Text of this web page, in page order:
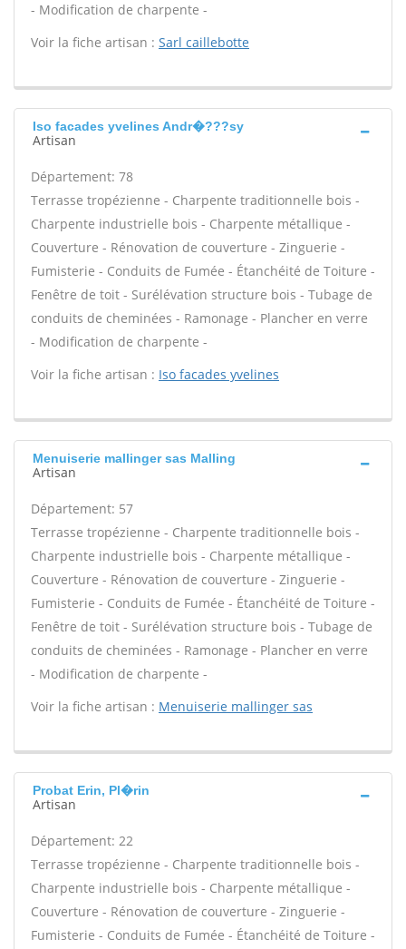
- Modification de charpente -
Voir la fiche artisan : Sarl caillebotte
Iso facades yvelines Andr�???sy
Artisan
Département: 78
Terrasse tropézienne - Charpente traditionnelle bois -
Charpente industrielle bois - Charpente métallique -
Couverture - Rénovation de couverture - Zinguerie -
Fumisterie - Conduits de Fumée - Étanchéité de Toiture -
Fenêtre de toit - Surélévation structure bois - Tubage de
conduits de cheminées - Ramonage - Plancher en verre
- Modification de charpente -
Voir la fiche artisan : Iso facades yvelines
Menuiserie mallinger sas Malling
Artisan
Département: 57
Terrasse tropézienne - Charpente traditionnelle bois -
Charpente industrielle bois - Charpente métallique -
Couverture - Rénovation de couverture - Zinguerie -
Fumisterie - Conduits de Fumée - Étanchéité de Toiture -
Fenêtre de toit - Surélévation structure bois - Tubage de
conduits de cheminées - Ramonage - Plancher en verre
- Modification de charpente -
Voir la fiche artisan : Menuiserie mallinger sas
Probat Erin, Pl�rin
Artisan
Département: 22
Terrasse tropézienne - Charpente traditionnelle bois -
Charpente industrielle bois - Charpente métallique -
Couverture - Rénovation de couverture - Zinguerie -
Fumisterie - Conduits de Fumée - Étanchéité de Toiture -